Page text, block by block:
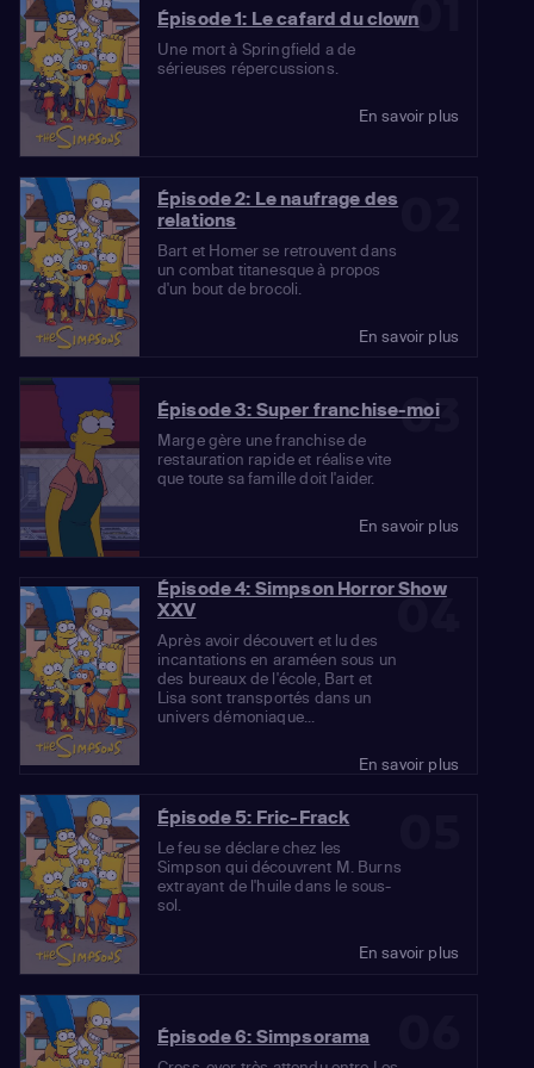
01
Épisode 1: Le cafard du clown
Une mort à Springfield a de
sérieuses répercussions.
En savoir plus
Épisode 2: Le naufrage des
relations
Bart et Homer se retrouvent dans
un combat titanesque à propos
d'un bout de brocoli.
En savoir plus
03
Épisode 3: Super franchise-moi
Marge gère une franchise de
restauration rapide et réalise vite
que toute sa famille doit l'aider.
En savoir plus
04
Épisode 4: Simpson Horror Show
XXV
Après avoir découvert et lu des
incantations en araméen sous un
des bureaux de l'école, Bart et
Lisa sont transportés dans un
univers démoniaque...
En savoir plus
Épisode 5: Fric-Frack
Le feu se déclare chez les
Simpson qui découvrent M. Burns
extrayant de l'huile dans le sous-
sol.
En savoir plus
Épisode 6: Simpsorama